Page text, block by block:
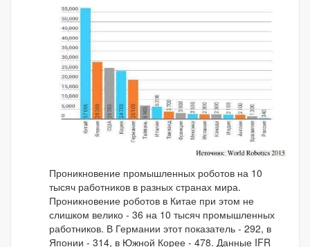
Проникновение промышленных роботов на 10
тысяч работников в разных странах мира.
Проникновение роботов в Китае при этом не
слишком велико - 36 на 10 тысяч промышленных
работников. В Германии этот показатель - 292, в
Японии - 314, в Южной Корее - 478. Данные IFR